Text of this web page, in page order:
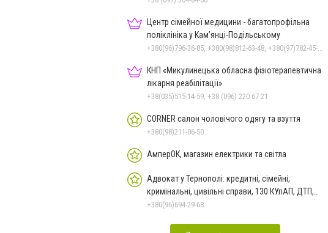
Центр сімейної медицини - багатопрофільна
поліклініка у Кам’янці-Подільському
+380(96)796-36-85, +380(98)812-63-48, +380(97)782-45-70
КНП «Микулинецька обласна фізіотерапевтична
лікарня реабілітації»
+38(035)515-14-59, +38 (096) 220 67 21
CORNER салон чоловічого одягу та взуття
+380(98)211-06-50
АмперОК, магазин електрики та світла
Адвокат у Тернополі: кредитні, сімейні,
кримінальні, цивільні справи, 130 КУпАП, ДТП,
банкрутство
+380(96)694-29-68